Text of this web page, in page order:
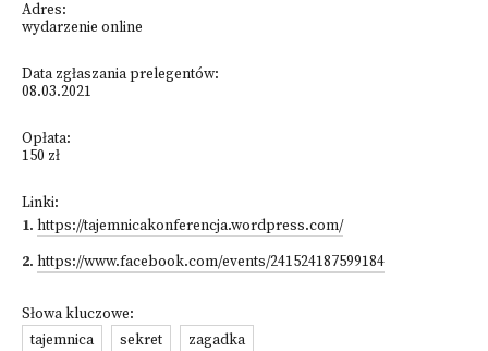
Adres:
wydarzenie online
Data zgłaszania prelegentów:
08.03.2021
Opłata:
150 zł
Linki:
1. https://tajemnicakonferencja.wordpress.com/
2. https://www.facebook.com/events/241524187599184
Słowa kluczowe:
tajemnica
sekret zagadka